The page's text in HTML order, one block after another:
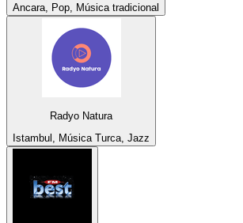
Ancara, Pop, Música tradicional
Radyo Natura
Istambul, Música Turca, Jazz